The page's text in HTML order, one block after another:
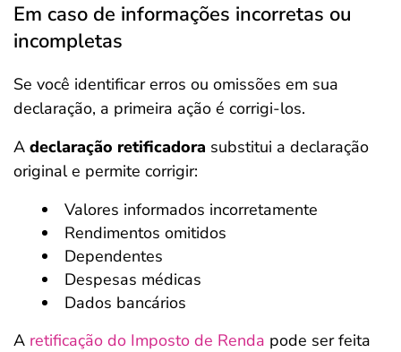
Em caso de informações incorretas ou
incompletas
Se você identificar erros ou omissões em sua
declaração, a primeira ação é corrigi-los.
A declaração retificadora substitui a declaração
original e permite corrigir:
Valores informados incorretamente
Rendimentos omitidos
Dependentes
Despesas médicas
Dados bancários
A retificação do Imposto de Renda pode ser feita